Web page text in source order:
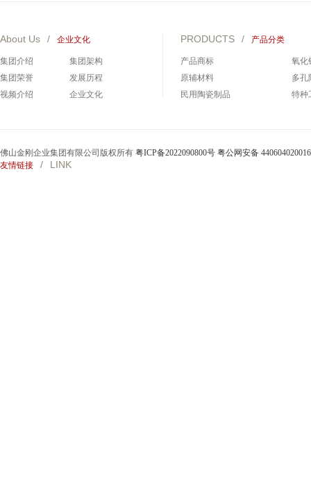
About Us / 企业文化
集团介绍
集团架构
集团荣誉
发展历程
视频介绍
企业文化
PRODUCTS / 产品分类
产品商标
氧化
原辅材料
多孔
民用陶瓷制品
特种
佛山金刚企业集团有限公司版权所有 粤ICP备2022090800号 粤公网安备
友情链接
/ LINK